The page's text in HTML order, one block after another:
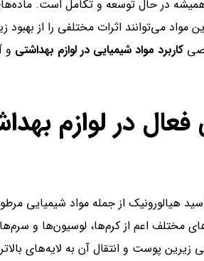
همیشه در حال توسعه و تکامل است.
مواد می‌توانند اثرات مختلفی را از
کاربرد مواد شیمیایی در لوازم بهداشتی و
هیالورونیک از جمله مواد شیمیایی
مختلف اعم از کرم‌ها، لوسیون‌ها و
زیرین پوست و انتقال آن به لایه‌های